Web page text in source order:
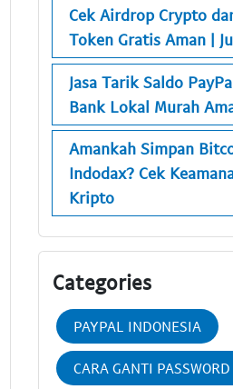
Cek Airdrop Crypto
Token Gratis Aman |
Jasa Tarik Saldo
Bank Lokal Murah
Amankah Simpan
Indodax? Cek
Kripto
Categories
PAYPAL INDONESIA
CARA GANTI PASSWORD